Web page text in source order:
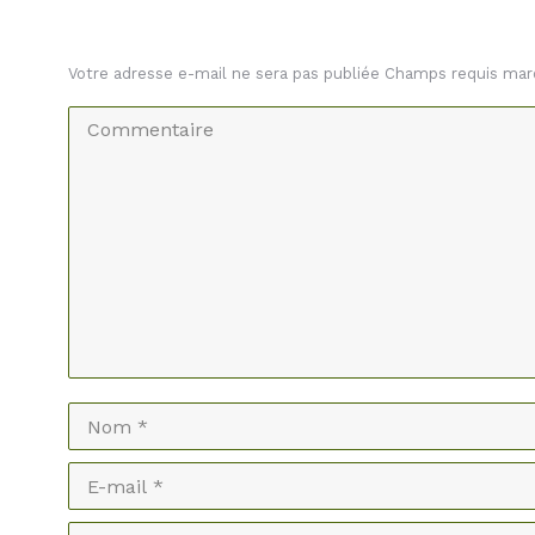
Votre adresse e-mail ne sera pas publiée Champs requis
Commentaire
Nom *
E-mail *